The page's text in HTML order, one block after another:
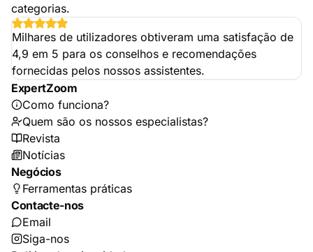
categorias.
Milhares de utilizadores obtiveram uma satisfação de
4,9 em 5 para os conselhos e recomendações
fornecidas pelos nossos assistentes.
ExpertZoom
Como funciona?
Quem são os nossos especialistas?
Revista
Notícias
Negócios
Ferramentas práticas
Contacte-nos
Email
Siga-nos